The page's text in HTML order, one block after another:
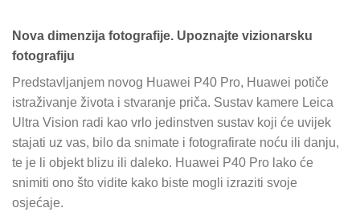
Nova dimenzija fotografije. Upoznajte vizionarsku
fotografiju
Predstavljanjem novog Huawei P40 Pro, Huawei potiče
istraživanje života i stvaranje priča. Sustav kamere Leica
Ultra Vision radi kao vrlo jedinstven sustav koji će uvijek
stajati uz vas, bilo da snimate i fotografirate noću ili danju,
te je li objekt blizu ili daleko. Huawei P40 Pro lako će
snimiti ono što vidite kako biste mogli izraziti svoje
osjećaje.